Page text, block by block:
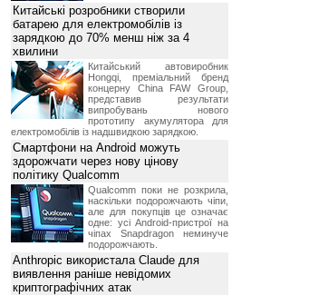
Китайські розробники створили
батарею для електромобілів із
зарядкою до 70% менш ніж за 4
хвилини
Китайський автовиробник
Hongqi, преміальний бренд
концерну China FAW Group,
представив результати
випробувань нового
прототипу акумулятора для
електромобілів із надшвидкою зарядкою.
Смартфони на Android можуть
здорожчати через нову цінову
політику Qualcomm
Qualcomm поки не розкрила,
наскільки подорожчають чіпи,
але для покупців це означає
одне: усі Android-пристрої на
чіпах Snapdragon неминуче
подорожчають.
Anthropic використала Claude для
виявлення раніше невідомих
криптографічних атак